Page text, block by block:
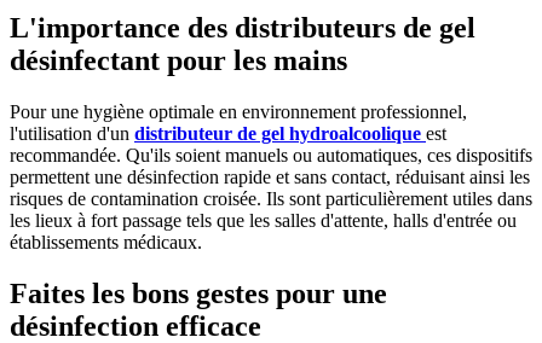
L'importance des distributeurs de gel
désinfectant pour les mains
Pour une hygiène optimale en environnement professionnel,
l'utilisation d'un distributeur de gel hydroalcoolique est
recommandée. Qu'ils soient manuels ou automatiques, ces dispositifs
permettent une désinfection rapide et sans contact, réduisant ainsi les
risques de contamination croisée. Ils sont particulièrement utiles dans
les lieux à fort passage tels que les salles d'attente, halls d'entrée ou
établissements médicaux.
Faites les bons gestes pour une
désinfection efficace